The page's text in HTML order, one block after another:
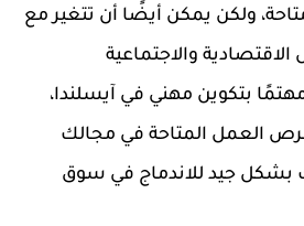
ولكن يمكن أيضًا أن تتغير مع
الاقتصادية والاجتماعية
بتكوين مهني في آيسلندا،
العمل المتاحة في مجالك
بشكل جيد للاندماج في سوق